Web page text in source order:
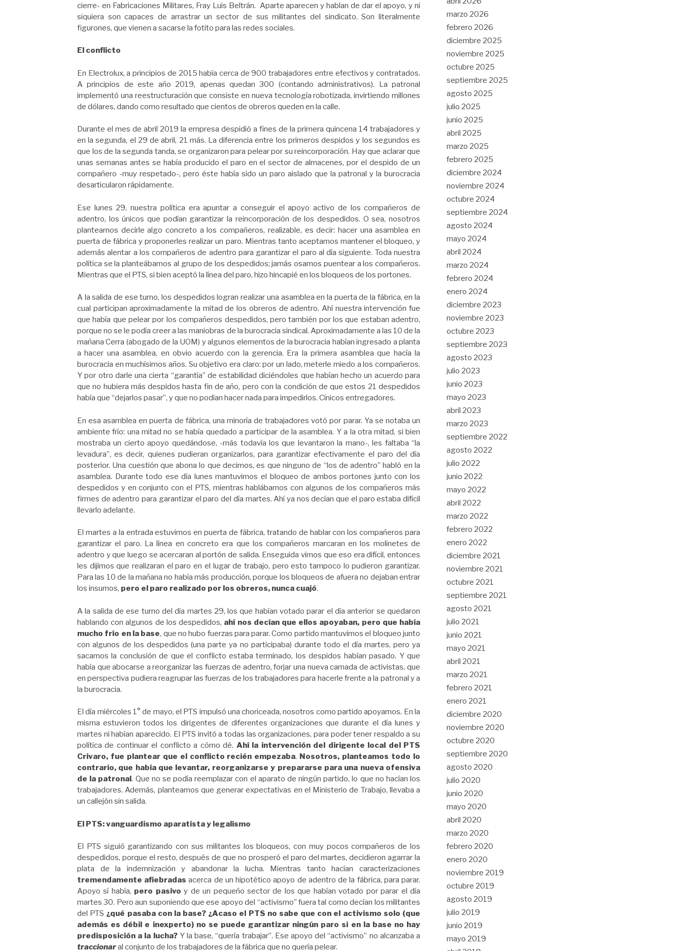
cierre- en Fabricaciones Militares, Fray Luis Beltrán. Aparte aparecen y hablan de dar el apoyo, y ni
siquiera son capaces de arrastrar un sector de sus militantes del sindicato. Son literalmente
figurones, que vienen a sacarse la fotito para las redes sociales.
El conflicto
En Electrolux, a principios de 2015 había cerca de 900 trabajadores entre efectivos y contratados.
A principios de este año 2019, apenas quedan 300 (contando administrativos). La patronal
implementó una reestructuración que consiste en nueva tecnología robotizada, invirtiendo millones
de dólares, dando como resultado que cientos de obreros queden en la calle.
Durante el mes de abril 2019 la empresa despidió a fines de la primera quincena 14 trabajadores y
en la segunda, el 29 de abril, 21 más. La diferencia entre los primeros despidos y los segundos es
que los de la segunda tanda, se organizaron para pelear por su reincorporación. Hay que aclarar que
unas semanas antes se había producido el paro en el sector de almacenes, por el despido de un
compañero -muy respetado-, pero éste había sido un paro aislado que la patronal y la burocracia
desarticularon rápidamente.
Ese lunes 29, nuestra política era apuntar a conseguir el apoyo activo de los compañeros de
adentro, los únicos que podían garantizar la reincorporación de los despedidos. O sea, nosotros
planteamos decirle algo concreto a los compañeros, realizable, es decir: hacer una asamblea en
puerta de fábrica y proponerles realizar un paro. Mientras tanto aceptamos mantener el bloqueo, y
además alentar a los compañeros de adentro para garantizar el paro al día siguiente. Toda nuestra
política se la planteábamos al grupo de los despedidos; jamás osamos puentear a los compañeros.
Mientras que el PTS, si bien aceptó la línea del paro, hizo hincapié en los bloqueos de los portones.
A la salida de ese turno, los despedidos logran realizar una asamblea en la puerta de la fábrica, en la
cual participan aproximadamente la mitad de los obreros de adentro. Ahí nuestra intervención fue
que había que pelear por los compañeros despedidos, pero también por los que estaban adentro,
porque no se le podía creer a las maniobras de la burocracia sindical. Aproximadamente a las 10 de la
mañana Cerra (abogado de la UOM) y algunos elementos de la burocracia habían ingresado a planta
a hacer una asamblea, en obvio acuerdo con la gerencia. Era la primera asamblea que hacía la
burocracia en muchísimos años. Su objetivo era claro: por un lado, meterle miedo a los compañeros.
Y por otro darle una cierta “garantía” de estabilidad diciéndoles que habían hecho un acuerdo para
que no hubiera más despidos hasta fin de año, pero con la condición de que estos 21 despedidos
había que “dejarlos pasar”, y que no podían hacer nada para impedirlos. Cínicos entregadores.
En esa asamblea en puerta de fábrica, una minoría de trabajadores votó por parar. Ya se notaba un
ambiente frío: una mitad no se había quedado a participar de la asamblea. Y a la otra mitad, si bien
mostraba un cierto apoyo quedándose, -más todavía los que levantaron la mano-, les faltaba “la
levadura”, es decir, quienes pudieran organizarlos, para garantizar efectivamente el paro del día
posterior. Una cuestión que abona lo que decimos, es que ninguno de “los de adentro” habló en la
asamblea. Durante todo ese día lunes mantuvimos el bloqueo de ambos portones junto con los
despedidos y en conjunto con el PTS, mientras hablábamos con algunos de los compañeros más
firmes de adentro para garantizar el paro del día martes. Ahí ya nos decían que el paro estaba difícil
llevarlo adelante.
El martes a la entrada estuvimos en puerta de fábrica, tratando de hablar con los compañeros para
garantizar el paro. La línea en concreto era que los compañeros marcaran en los molinetes de
adentro y que luego se acercaran al portón de salida. Enseguida vimos que eso era difícil, entonces
les dijimos que realizaran el paro en el lugar de trabajo, pero esto tampoco lo pudieron garantizar.
Para las 10 de la mañana no había más producción, porque los bloqueos de afuera no dejaban entrar
los insumos, pero el paro realizado por los obreros, nunca cuajó.
A la salida de ese turno del día martes 29, los que habían votado parar el día anterior se quedaron
hablando con algunos de los despedidos, ahí nos decían que ellos apoyaban, pero que había
mucho frío en la base, que no hubo fuerzas para parar. Como partido mantuvimos el bloqueo junto
con algunos de los despedidos (una parte ya no participaba) durante todo el día martes, pero ya
sacamos la conclusión de que el conflicto estaba terminado, los despidos habían pasado. Y que
había que abocarse a reorganizar las fuerzas de adentro, forjar una nueva camada de activistas, que
en perspectiva pudiera reagrupar las fuerzas de los trabajadores para hacerle frente a la patronal y a
la burocracia.
El día miércoles 1° de mayo, el PTS impulsó una choriceada, nosotros como partido apoyamos. En la
misma estuvieron todos los dirigentes de diferentes organizaciones que durante el día lunes y
martes ni habían aparecido. El PTS invitó a todas las organizaciones, para poder tener respaldo a su
política de continuar el conflicto a cómo dé. Ahí la intervención del dirigente local del PTS
Crivaro, fue plantear que el conflicto recién empezaba. Nosotros, planteamos todo lo
contrario, que había que levantar, reorganizarse y prepararse para una nueva ofensiva
de la patronal. Que no se podía reemplazar con el aparato de ningún partido, lo que no hacían los
trabajadores. Además, planteamos que generar expectativas en el Ministerio de Trabajo, llevaba a
un callejón sin salida.
El PTS: vanguardismo aparatista y legalismo
El PTS siguió garantizando con sus militantes los bloqueos, con muy pocos compañeros de los
despedidos, porque el resto, después de que no prosperó el paro del martes, decidieron agarrar la
plata de la indemnización y abandonar la lucha. Mientras tanto hacían caracterizaciones
tremendamente afiebradas acerca de un hipotético apoyo de adentro de la fábrica, para parar.
Apoyo sí había, pero pasivo y de un pequeño sector de los que habían votado por parar el día
martes 30. Pero aun suponiendo que ese apoyo del “activismo” fuera tal como decían los militantes
del PTS ¿qué pasaba con la base? ¿Acaso el PTS no sabe que con el activismo solo (que
además es débil e inexperto) no se puede garantizar ningún paro si en la base no hay
predisposición a la lucha?Y la base, “quería trabajar”. Ese apoyo del “activismo” no alcanzaba a
traccionaral conjunto de los trabajadores de la fábrica que no quería pelear.
marzo 2026
febrero 2026
diciembre 2025
noviembre 2025
octubre 2025
septiembre 2025
agosto 2025
julio 2025
junio 2025
abril 2025
marzo 2025
febrero 2025
diciembre 2024
noviembre 2024
octubre 2024
septiembre 2024
agosto 2024
mayo 2024
abril 2024
marzo 2024
febrero 2024
enero 2024
diciembre 2023
noviembre 2023
octubre 2023
septiembre 2023
agosto 2023
julio 2023
junio 2023
mayo 2023
abril 2023
marzo 2023
septiembre 2022
agosto 2022
julio 2022
junio 2022
mayo 2022
abril 2022
marzo 2022
febrero 2022
enero 2022
diciembre 2021
noviembre 2021
octubre 2021
septiembre 2021
agosto 2021
julio 2021
junio 2021
mayo 2021
abril 2021
marzo 2021
febrero 2021
enero 2021
diciembre 2020
noviembre 2020
octubre 2020
septiembre 2020
agosto 2020
julio 2020
junio 2020
mayo 2020
abril 2020
marzo 2020
febrero 2020
enero 2020
noviembre 2019
octubre 2019
agosto 2019
julio 2019
junio 2019
mayo 2019